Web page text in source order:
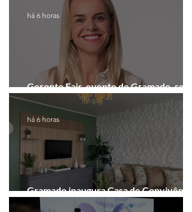
Geronto Fair, evento de Gramado, será
realizada em formato digital
há 6 horas
Gramado inaugura Casa de Convivência
dedicada às mulheres
há 6 horas